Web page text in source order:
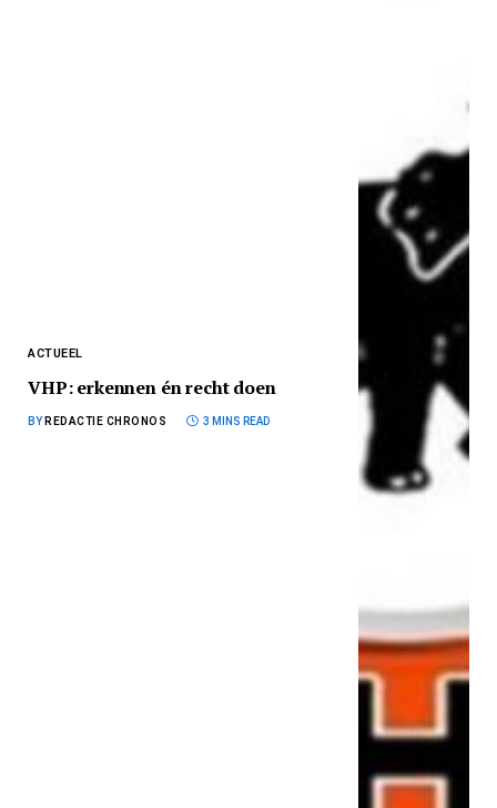
ACTUEEL
VHP: erkennen én recht doen
BY REDACTIE CHRONOS 3 MINS READ